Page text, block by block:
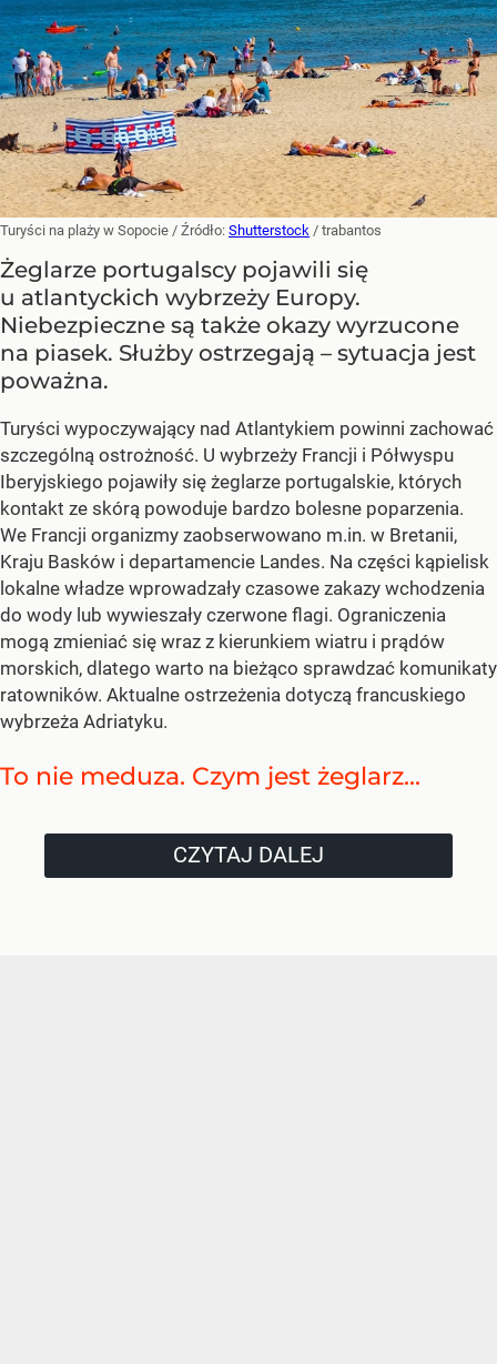
Turyści na plaży w Sopocie / Źródło: Shutterstock / trabantos
Żeglarze portugalscy pojawili się
u atlantyckich wybrzeży Europy.
Niebezpieczne są także okazy wyrzucone
na piasek. Służby ostrzegają – sytuacja jest
poważna.
Turyści wypoczywający nad Atlantykiem powinni zachować
szczególną ostrożność. U wybrzeży Francji i Półwyspu
Iberyjskiego pojawiły się żeglarze portugalskie, których
kontakt ze skórą powoduje bardzo bolesne poparzenia.
We Francji organizmy zaobserwowano m.in. w Bretanii,
Kraju Basków i departamencie Landes. Na części kąpielisk
lokalne władze wprowadzały czasowe zakazy wchodzenia
do wody lub wywieszały czerwone flagi. Ograniczenia
mogą zmieniać się wraz z kierunkiem wiatru i prądów
morskich, dlatego warto na bieżąco sprawdzać komunikaty
ratowników. Aktualne ostrzeżenia dotyczą francuskiego
wybrzeża Adriatyku.
To nie meduza. Czym jest żeglarz...
CZYTAJ DALEJ